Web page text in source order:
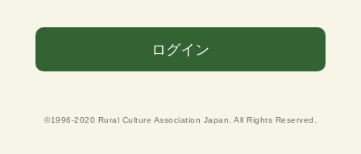
ログイン
©1996-2020 Rural Culture Association Japan. All Rights Reserved.